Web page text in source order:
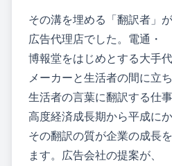
その溝を埋める「翻訳者」が
広告代理店でした。電通・
博報堂をはじめとする大手代
メーカーと生活者の間に立ち
生活者の言葉に翻訳する仕
高度経済成長期から平成にか
その翻訳の質が企業の成長
ます。広告会社の提案が、